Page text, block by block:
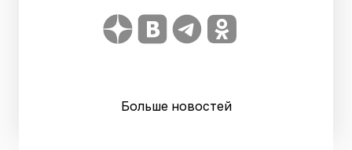
Больше новостей